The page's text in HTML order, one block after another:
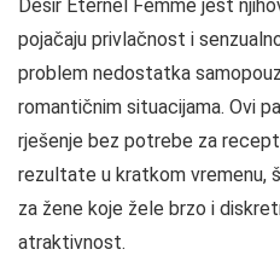
Désir Éternel Femme jest
pojačaju privlačnost i
problem nedostatka
romantičnim situacijama. Ovi
rješenje bez potrebe za
rezultate u kratkom vremenu,
za žene koje žele brzo i
atraktivnost.